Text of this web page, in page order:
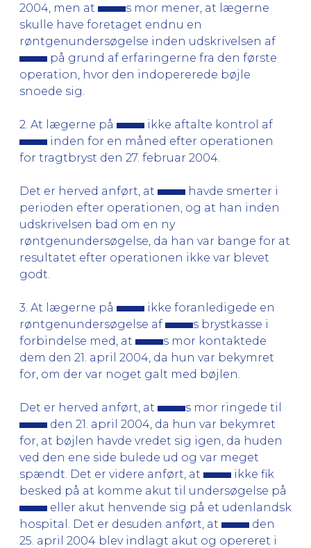
2004, men at
s mor mener, at lægerne
skulle have foretaget endnu en
røntgenundersøgelse inden udskrivelsen af
på grund af erfaringerne fra den første
operation, hvor den indopererede bøjle
snoede sig.
2. At lægerne på
ikke aftalte kontrol af
inden for en måned efter operationen
for tragtbryst den 27. februar 2004.
Det er herved anført, at
havde smerter i
perioden efter operationen, og at han inden
udskrivelsen bad om en ny
røntgenundersøgelse, da han var bange for at
resultatet efter operationen ikke var blevet
godt.
3. At lægerne på
ikke foranledigede en
røntgenundersøgelse af
s brystkasse i
forbindelse med, at
s mor kontaktede
dem den 21. april 2004, da hun var bekymret
for, om der var noget galt med bøjlen.
Det er herved anført, at
s mor ringede til
den 21. april 2004, da hun var bekymret
for, at bøjlen havde vredet sig igen, da huden
ved den ene side bulede ud og var meget
spændt. Det er videre anført, at
ikke fik
besked på at komme akut til undersøgelse på
eller akut henvende sig på et udenlandsk
hospital. Det er desuden anført, at
den
25. april 2004 blev indlagt akut og opereret i